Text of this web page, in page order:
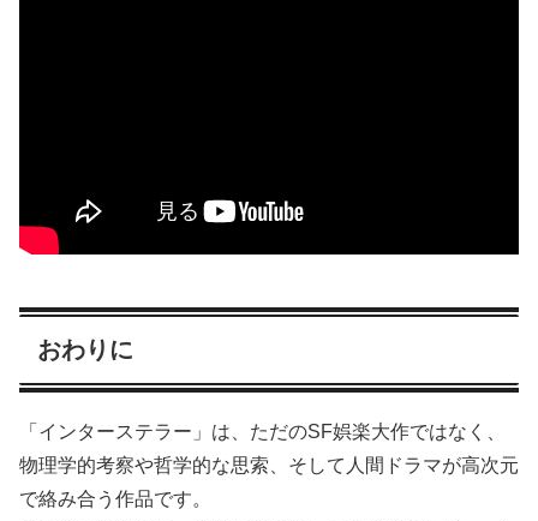
おわりに
「インターステラー」は、ただのSF娯楽大作ではなく、
物理学的考察や哲学的な思索、そして人間ドラマが高次元
で絡み合う作品です。